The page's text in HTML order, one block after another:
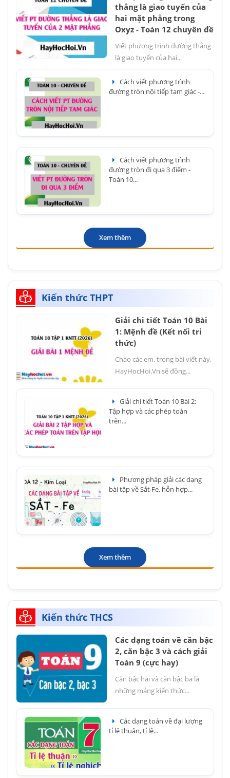
thẳng là giao tuyến của
hai mặt phẳng trong
Oxyz - Toán 12 chuyên đề
Viết phương trình đường thẳng
là giao tuyến của hai...
Cách viết phương trình
đường tròn nội tiếp tam giác -...
Cách viết phương trình
đường tròn đi qua 3 điểm -
Toán 10...
Xem thêm
Kiến thức THPT
Giải chi tiết Toán 10 Bài
1: Mệnh đề (Kết nối tri
thức)
Chào các em, trong bài viết này,
HayHocHoi.Vn sẽ đồng...
Giải chi tiết Toán 10 Bài 2:
Tập hợp và các phép toán
trên...
Phương pháp giải các dạng
bài tập về Sắt Fe, hỗn hợp...
Xem thêm
Kiến thức THCS
Các dạng toán về căn bậc
2, căn bậc 3 và cách giải
Toán 9 (cực hay)
Căn bậc hai và căn bậc ba là
những mảng kiến thức...
Các dạng toán về đại lượng
tỉ lệ thuận, tỉ lệ...